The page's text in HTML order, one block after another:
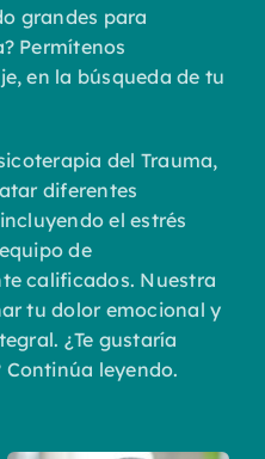
grandes para
Permítenos
en la búsqueda de tu
del Trauma,
diferentes
el estrés
de
calificados. Nuestra
tu dolor emocional y
¿Te gustaría
leyendo.